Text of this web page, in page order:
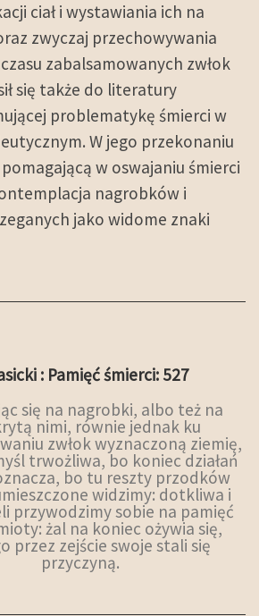
ciał i wystawiania ich na
zwyczaj przechowywania
zabalsamowanych zwłok
się także do literatury
problematykę śmierci w
W jego przekonaniu
w oswajaniu śmierci
nagrobków i
jako widome znaki
: Pamięć śmierci: 527
się na nagrobki, albo też na
nimi, równie jednak ku
zwłok wyznaczoną ziemię,
trwożliwa, bo koniec działań
bo tu reszty przodków
widzimy: dotkliwa i
przywodzimy sobie na pamięć
żal na koniec ożywia się,
przez zejście swoje stali się
przyczyną.